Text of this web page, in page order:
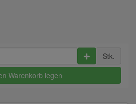
Stk.
Warenkorb legen